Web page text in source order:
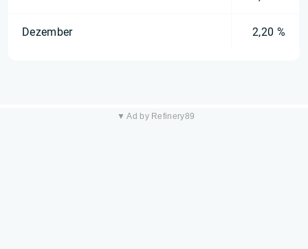
Dezember 2,20 %
▼ Ad by Refinery89